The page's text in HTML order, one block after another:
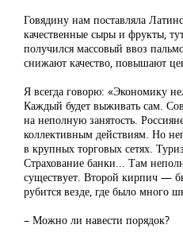
Говядину нам поставляла
качественные сыры и фрукты,
получился массовый ввоз
снижают качество, повышают
Я всегда говорю: «Экономику
Каждый будет выживать сам.
на неполную занятость.
коллективным действиям. Но
в крупных торговых сетях.
Страхование банки... Там
существует. Второй кирпич —
рубится везде, где было много
– Можно ли навести порядок?